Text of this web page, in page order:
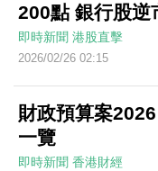
200點 銀行股逆
即時新聞 港股直擊
2026/02/26 02:15
財政預算案
一覽
即時新聞 香港財經